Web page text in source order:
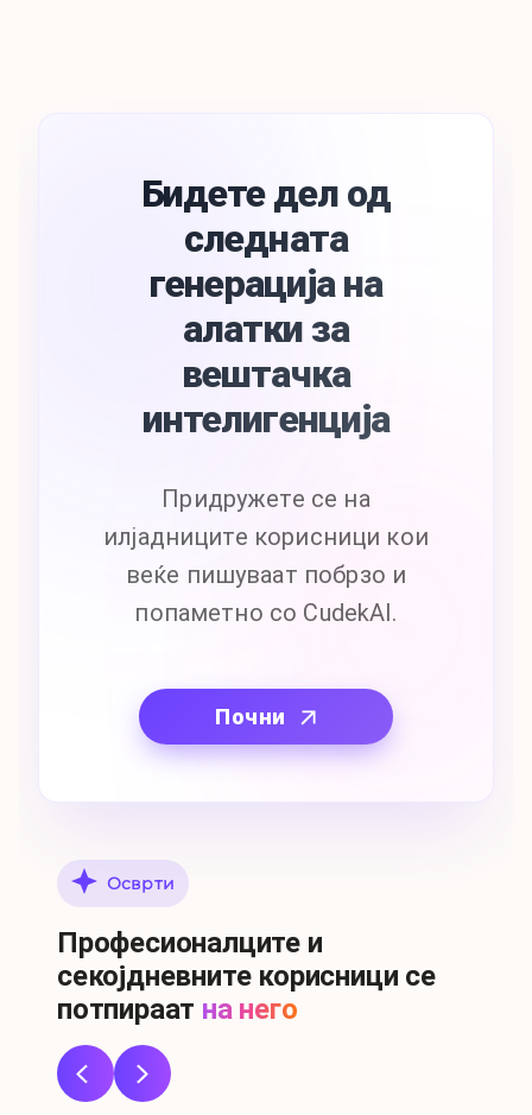
Бидете дел од
следната
генерација на
алатки за
вештачка
интелигенција
Придружете се на
илјадниците корисници кои
веќе пишуваат побрзо и
попаметно со CudekAI.
Почни
Осврти
Професионалците и
секојдневните корисници се
потпираат на него